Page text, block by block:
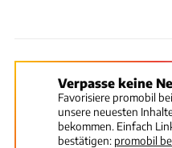
Verpasse keine
Favorisiere promobil
unsere neuesten
bekommen. Einfach
bestätigen: promobil